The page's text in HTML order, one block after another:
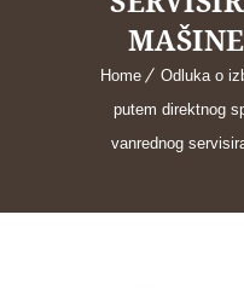
Home
Odluka o
putem direktnog
vanrednog